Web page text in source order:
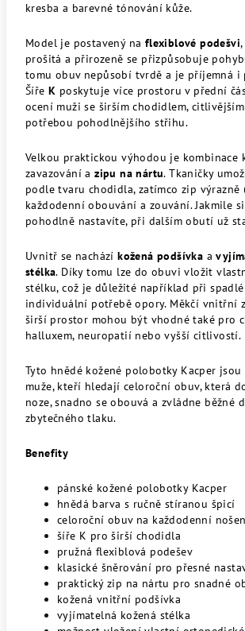
kresba a barevné tónování kůže.
Model je postavený na flexiblové podešvi
prošitá a přirozeně se přizpůsobuje
tomu obuv nepůsobí tvrdě a je příjemná i
Šíře K poskytuje více prostoru v přední
ocení muži se širším chodidlem,
potřebou pohodlnějšího střihu.
Velkou praktickou výhodou je kombinace
zavazování azipu na nártu. Tkaničky
podle tvaru chodidla, zatímco zip výrazně
každodenní obouvání a zouvání. Jakmile
pohodlně nastavíte, při dalším obutí už
Uvnitř se nacházíkožená podšívka a
stélka. Díky tomu lze do obuvi vložit
stélku, což je důležité například při
individuální potřebě opory. Měkčí vnitřní
širší prostor mohou být vhodné také pro
halluxem, neuropatií nebo vyšší citlivostí.
Tyto hnědé kožené polobotky Kacper
muže, kteří hledají celoroční obuv, která
noze, snadno se obouvá a zvládne běžné
zbytečného tlaku.
Benefity
pánské kožené polobotky Kacper
hnědá barva s ručně stíranou špicí
celoroční obuv na každodenní
šíře K pro širší chodidla
pružná flexiblová podešev
klasické šněrování pro přesné
praktický zip na nártu pro snadné
kožená vnitřní podšívka
vyjímatelná kožená stélka